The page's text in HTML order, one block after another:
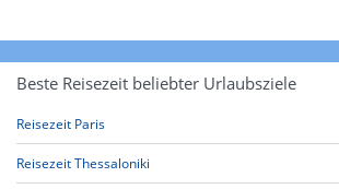
Beste Reisezeit beliebter Urlaubsziele
Reisezeit Paris
Reisezeit Thessaloniki